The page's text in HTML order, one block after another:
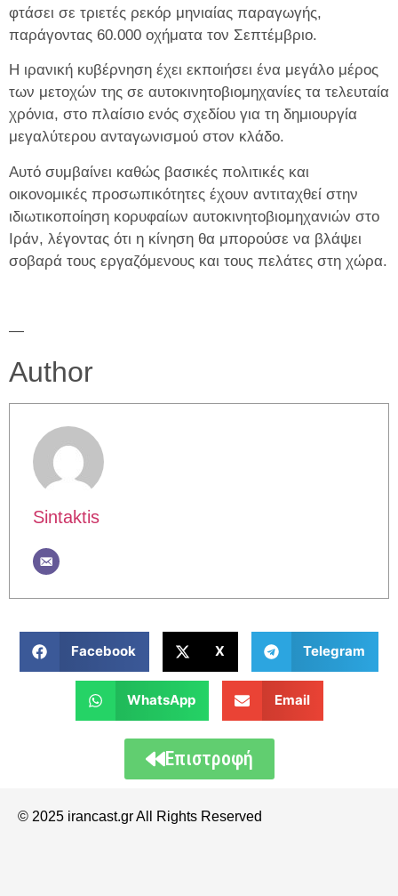
φτάσει σε τριετές ρεκόρ μηνιαίας παραγωγής,
παράγοντας 60.000 οχήματα τον Σεπτέμβριο.
Η ιρανική κυβέρνηση έχει εκποιήσει ένα μεγάλο μέρος
των μετοχών της σε αυτοκινητοβιομηχανίες τα τελευταία
χρόνια, στο πλαίσιο ενός σχεδίου για τη δημιουργία
μεγαλύτερου ανταγωνισμού στον κλάδο.
Αυτό συμβαίνει καθώς βασικές πολιτικές και
οικονομικές προσωπικότητες έχουν αντιταχθεί στην
ιδιωτικοποίηση κορυφαίων αυτοκινητοβιομηχανιών στο
Ιράν, λέγοντας ότι η κίνηση θα μπορούσε να βλάψει
σοβαρά τους εργαζόμενους και τους πελάτες στη χώρα.
—
Author
Sintaktis
Facebook X Telegram
WhatsApp Email
Επιστροφή
© 2025 irancast.gr All Rights Reserved